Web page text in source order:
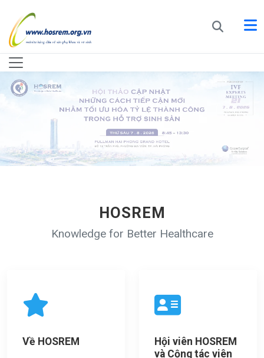
HOSREM
Knowledge for Better Healthcare
Về HOSREM
Hội viên HOSREM
và Cộng tác viên